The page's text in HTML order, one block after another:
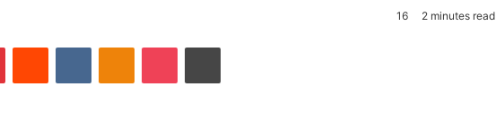
16 2 minutes read
PinterestReddit VKontakteOdnoklassniki
Pocket Print